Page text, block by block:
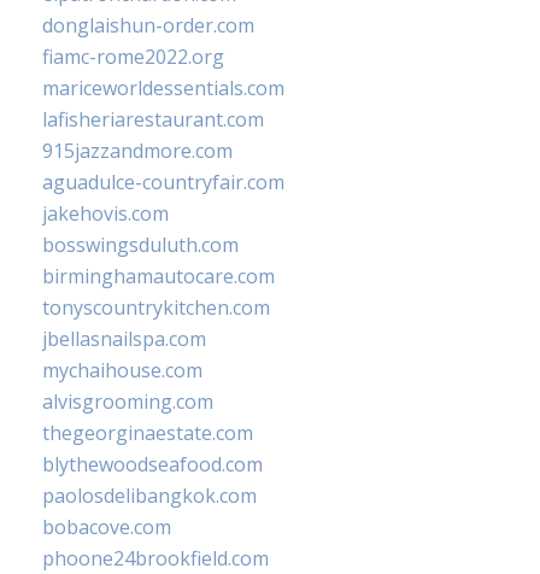
donglaishun-order.com
fiamc-rome2022.org
mariceworldessentials.com
lafisheriarestaurant.com
915jazzandmore.com
aguadulce-countryfair.com
jakehovis.com
bosswingsduluth.com
birminghamautocare.com
tonyscountrykitchen.com
jbellasnailspa.com
mychaihouse.com
alvisgrooming.com
thegeorginaestate.com
blythewoodseafood.com
paolosdelibangkok.com
bobacove.com
phoone24brookfield.com